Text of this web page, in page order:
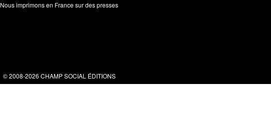
Nous imprimons en France sur des presses
© 2008-2026 CHAMP SOCIAL ÉDITIONS